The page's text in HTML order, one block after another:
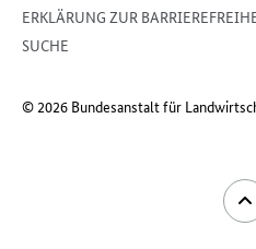
ERKLÄRUNG ZUR
SUCHE
© 2026 Bundesanstalt für